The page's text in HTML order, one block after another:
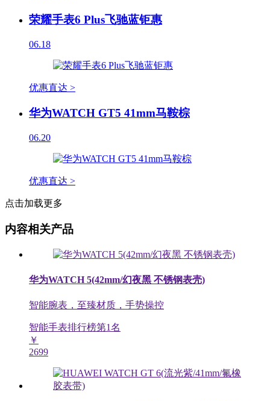
荣耀手表6 Plus飞驰蓝钜惠
06.18
优惠直达 >
华为WATCH GT5 41mm马鞍棕
06.20
优惠直达 >
点击加载更多
内容相关产品
华为WATCH 5(42mm/幻夜黑 不锈钢表壳)
智能腕表，至臻材质，手势操控
智能手表排行榜第1名
￥
2699